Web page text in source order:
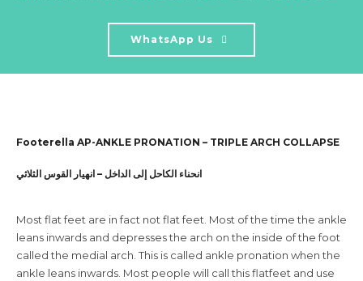
WhatsApp Us
Footerella AP-ANKLE PRONATION – TRIPLE ARCH COLLAPSE
انحناء الكاحل إلى الداخل – انهيار القوس الثلاثي
Most flat feet are in fact not flat feet. Most of the time the ankle
leans inwards and depresses the arch on the inside of the foot
called the medial arch. This is called ankle pronation when the
ankle leans inwards. Most people will call this flatfeet and use